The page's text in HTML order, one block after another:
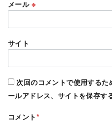
メール ※
サイト
次回のコメントで使用する
ールアドレス、サイトを保存する
コメント*